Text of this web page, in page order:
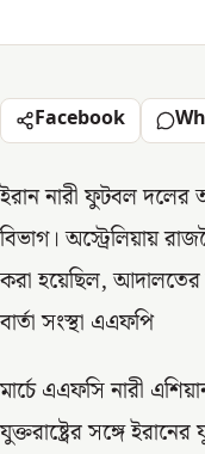
Facebook
ইরান নারী ফুটবল দলের
বিভাগ। অস্ট্রেলিয়ায়
করা হয়েছিল, আদালতের
বার্তা সংস্থা এএফপি
মার্চে এএফসি নারী
যুক্তরাষ্ট্রের সঙ্গে